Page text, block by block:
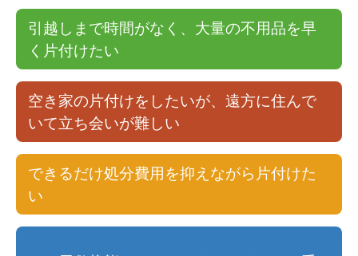
引越しまで時間がなく、大量の不用品を早
く片付けたい
空き家の片付けをしたいが、遠方に住んで
いて立ち会いが難しい
できるだけ処分費用を抑えながら片付けた
い